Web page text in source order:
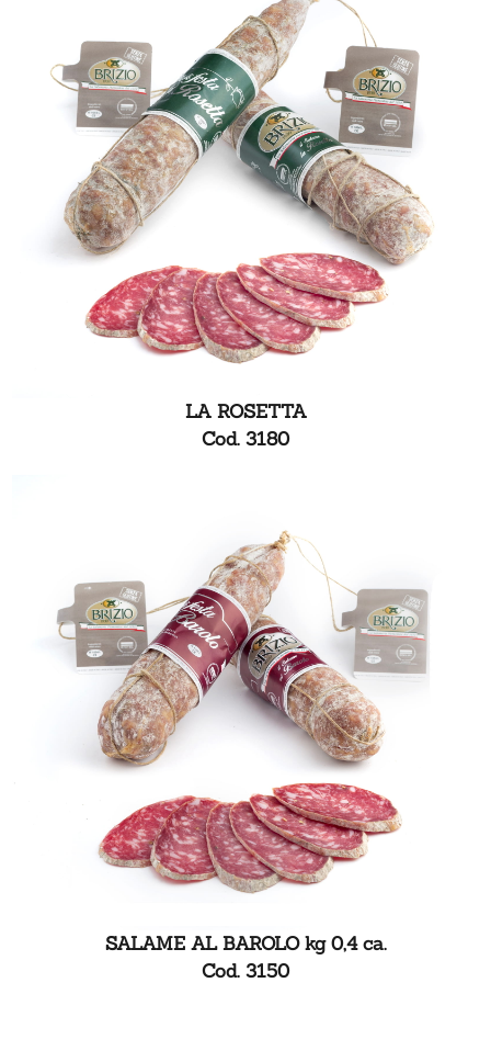
LA ROSETTA
Cod. 3180
SALAME AL BAROLO kg 0,4 ca.
Cod. 3150